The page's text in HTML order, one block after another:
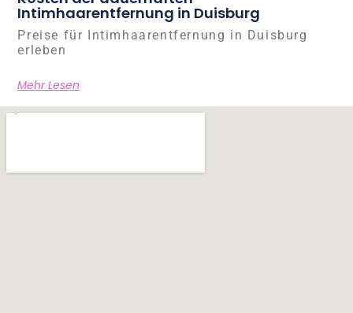
Intimhaarentfernung in Duisburg
Preise für Intimhaarentfernung in Duisburg
erleben
Mehr Lesen